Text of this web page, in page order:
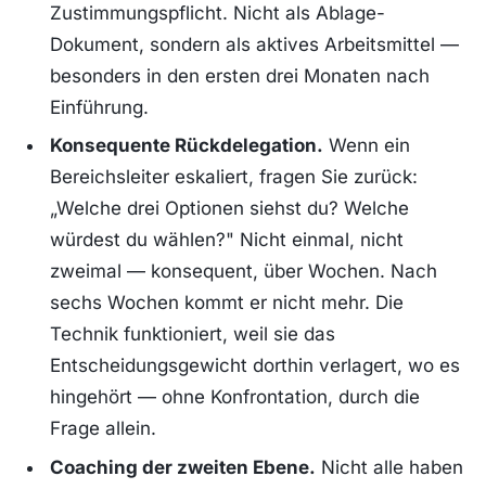
Zustimmungspflicht. Nicht als Ablage-
Dokument, sondern als aktives Arbeitsmittel —
besonders in den ersten drei Monaten nach
Einführung.
Konsequente Rückdelegation. Wenn ein
Bereichsleiter eskaliert, fragen Sie zurück:
„Welche drei Optionen siehst du? Welche
würdest du wählen?" Nicht einmal, nicht
zweimal — konsequent, über Wochen. Nach
sechs Wochen kommt er nicht mehr. Die
Technik funktioniert, weil sie das
Entscheidungsgewicht dorthin verlagert, wo es
hingehört — ohne Konfrontation, durch die
Frage allein.
Coaching der zweiten Ebene. Nicht alle haben